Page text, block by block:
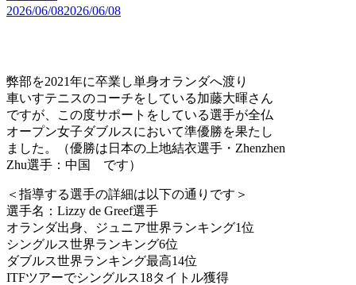
2026/06/082026/06/08
弊部を2021年に卒業し単身オランダへ渡り
車いすテニスのコーチをしている加藤大暉さん
ですが、この度サポートをしている選手が全仏
オープン女子ダブルスにおいて準優勝を果たし
ました。（優勝は日本の上地結衣選手・Zhenzhen
Zhu選手：中国 です）
＜指導する選手の詳細は以下の通りです＞
選手名：Lizzy de Greef選手
オランダ出身、ジュニア世界ランキング1位
シングルス世界ランキング6位
ダブルス世界ランキング最高14位
ITFツアーでシングルス18タイトル獲得